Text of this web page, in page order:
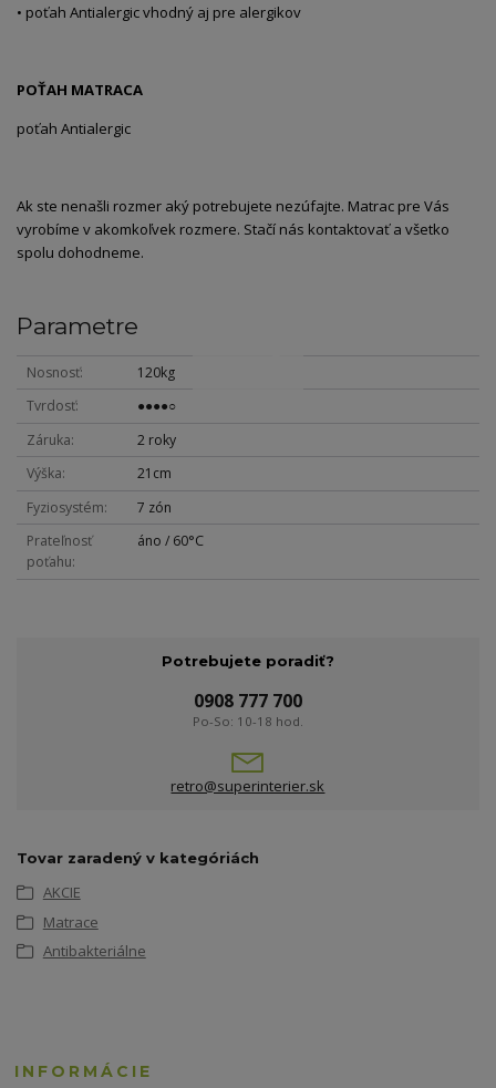
• poťah Antialergic vhodný aj pre alergikov
POŤAH MATRACA
poťah Antialergic
Ak ste nenašli rozmer aký potrebujete nezúfajte. Matrac pre Vás
vyrobíme v akomkoľvek rozmere. Stačí nás kontaktovať a všetko
spolu dohodneme.
Parametre
Nosnosť
120kg
Tvrdosť
●●●●○
Záruka
2 roky
Výška
21cm
Fyziosystém
7 zón
Prateľnosť
poťahu
áno / 60°C
Potrebujete poradiť?
0908 777 700
Po-So: 10-18 hod.
retro@superinterier.sk
Tovar zaradený v kategóriách
AKCIE
Matrace
Antibakteriálne
INFORMÁCIE